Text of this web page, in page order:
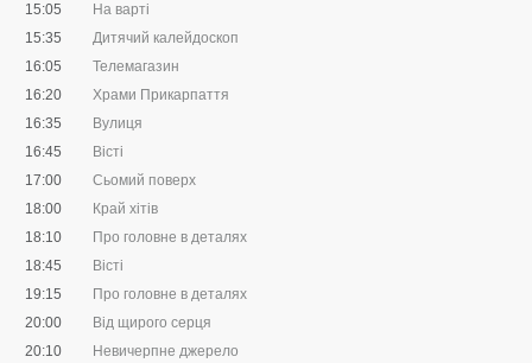
15:05
На варті
15:35
Дитячий калейдоскоп
16:05
Телемагазин
16:20
Храми Прикарпаття
16:35
Вулиця
16:45
Вісті
17:00
Сьомий поверх
18:00
Край хітів
18:10
Про головне в деталях
18:45
Вісті
19:15
Про головне в деталях
20:00
Від щирого серця
20:10
Невичерпне джерело